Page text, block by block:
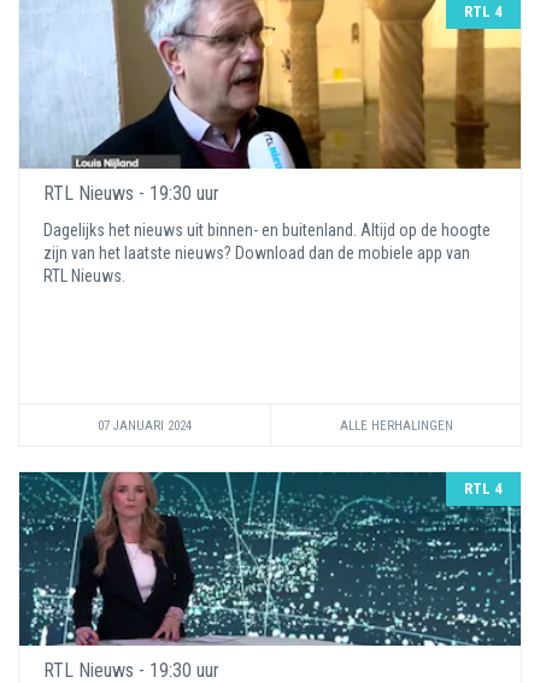
RTL 4
RTL Nieuws - 19:30 uur
Dagelijks het nieuws uit binnen- en buitenland. Altijd op de hoogte
zijn van het laatste nieuws? Download dan de mobiele app van
RTL Nieuws.
07 JANUARI 2024 ALLE HERHALINGEN
RTL 4
RTL Nieuws - 19:30 uur